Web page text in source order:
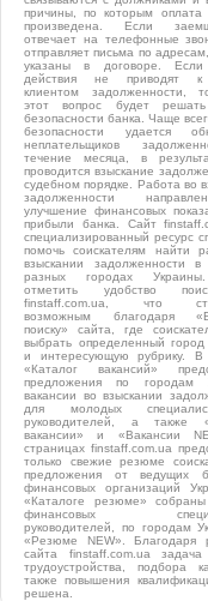
причины, по которым
произведена. Если
отвечает на телефонные
отправляет письма по
указаны в договоре.
действия не приводят к
клиентом задолженности,
этот вопрос будет
безопасности банка. Чаще
безопасности удается
неплательщиков
течение месяца, в
проводится взыскание
судебном порядке. Работа во
задолженности
улучшение финансовых
прибыли банка. Сайт
специализированный ресурс
помочь соискателям найти
взыскании задолженности
разных городах
отметить удобство
finstaff.com.ua, что
возможным благодаря
поиску» сайта, где
выбрать определенный
и интересующую рубрику. В
«Каталог вакансий»
предложения по городам
вакансии во взыскании
для молодых
руководителей, а также
вакансии» и «Вакансии
страницах finstaff.com.ua
только свежие резюме
предложения от ведущих
финансовых организаций
«Каталоге резюме»
финансовых
руководителей, по городам
«Резюме NEW». Благодаря
сайта finstaff.com.ua задача
трудоустройства, подбора
также повышения
решена.